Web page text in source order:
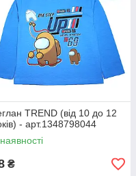
кофту
з «БАЛУ»
на
TREND (від 10 до 12
- арт.1348798044
₴